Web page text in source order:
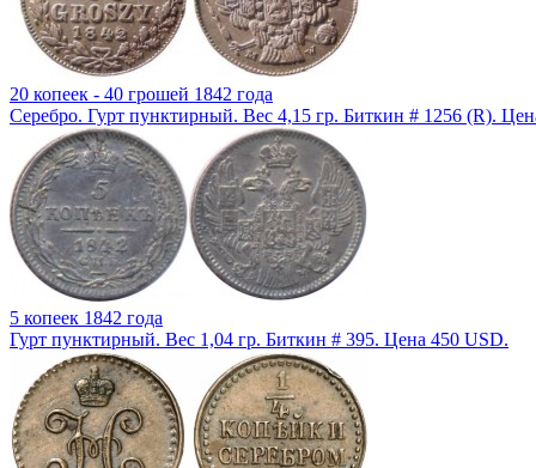
20 копеек - 40 грошей 1842 года
Серебро. Гурт пунктирный. Вес 4,15 гр. Биткин # 1256 (R).
5 копеек 1842 года
Гурт пунктирный. Вес 1,04 гр. Биткин # 395. Цена 450 USD.